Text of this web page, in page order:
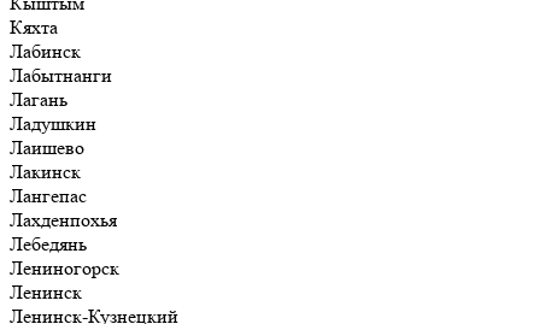
Кяхта
Лабинск
Лабытнанги
Лагань
Ладушкин
Лаишево
Лакинск
Лангепас
Лахденпохья
Лебедянь
Лениногорск
Ленинск
Ленинск-Кузнецкий